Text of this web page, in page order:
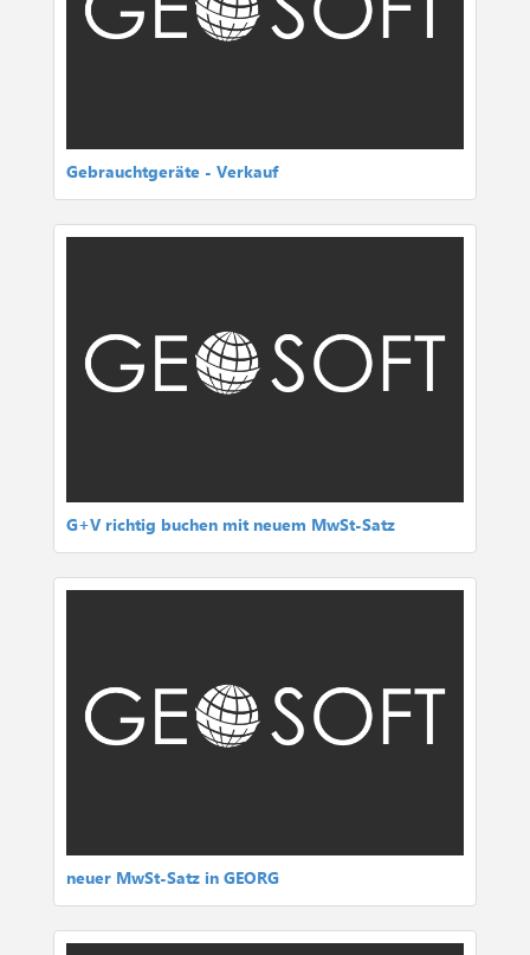
Gebrauchtgeräte - Verkauf
G+V richtig buchen mit neuem MwSt-Satz
neuer MwSt-Satz in GEORG